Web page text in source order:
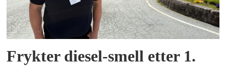
Frykter diesel-smell etter 1.